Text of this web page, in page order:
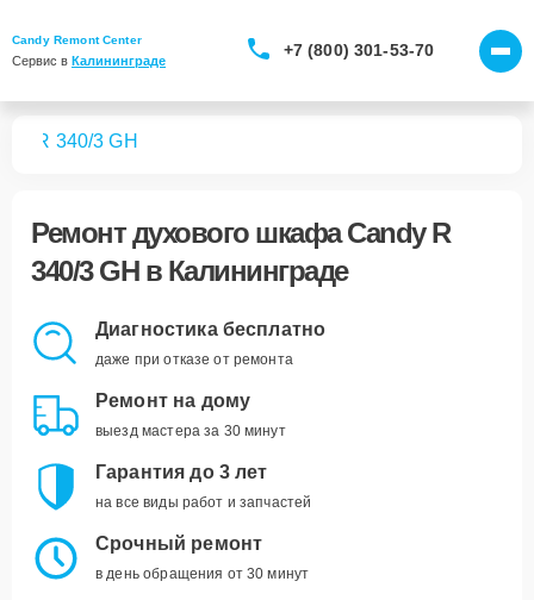
Candy Remont Center
Сервис в Калининграде
+7 (800) 301-53-70
R 340/3 GH
Ремонтдухового шкафа Candy R
340/3 GHв Калининграде
Диагностика бесплатно
даже при отказе от ремонта
Ремонт на дому
выезд мастера за 30 минут
Гарантия до 3 лет
на все виды работ и запчастей
Срочный ремонт
в день обращения от 30 минут